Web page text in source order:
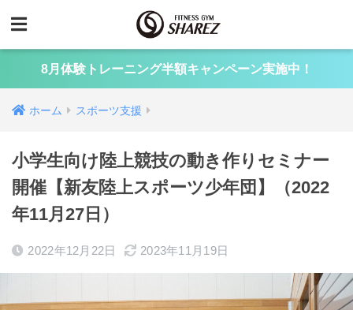
8月体験トレーニング半額キャンペーン実施中！
ホーム スポーツ支援
小学生向け陸上競技の動き作りセミナー
開催【新友陸上スポーツ少年団】（2022
年11月27日）
2022年12月22日 2023年11月19日